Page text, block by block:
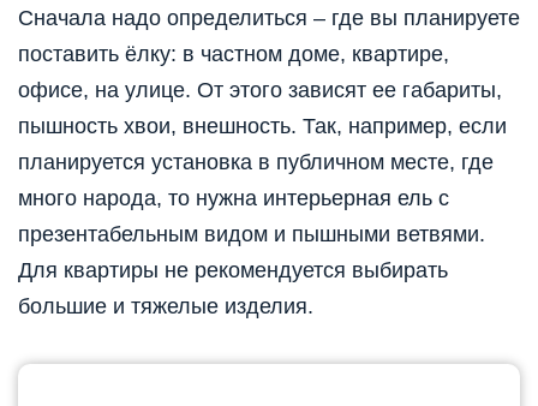
Сначала надо определиться – где вы планируете
поставить ёлку: в частном доме, квартире,
офисе, на улице. От этого зависят ее габариты,
пышность хвои, внешность. Так, например, если
планируется установка в публичном месте, где
много народа, то нужна интерьерная ель с
презентабельным видом и пышными ветвями.
Для квартиры не рекомендуется выбирать
большие и тяжелые изделия.